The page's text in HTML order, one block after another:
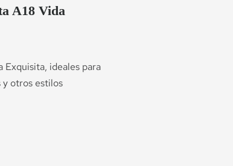
A18 Vida
Exquisita, ideales para
y otros estilos